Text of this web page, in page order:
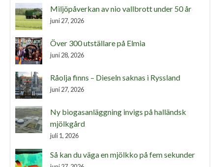
Miljöpåverkan av nio vallbrott under 50 år
juni 27, 2026
Över 300 utställare på Elmia
juni 28, 2026
Råolja finns – Dieseln saknas i Ryssland
juni 27, 2026
Ny biogasanläggning invigs på halländsk
mjölkgård
juli 1, 2026
Så kan du väga en mjölkko på fem sekunder